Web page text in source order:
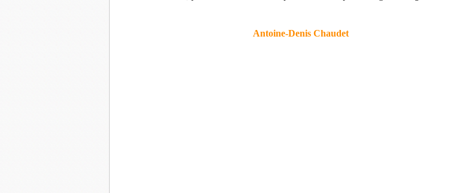
Antoine-Denis Chaudet